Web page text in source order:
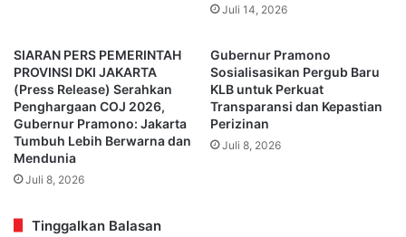
Juli 14, 2026
SIARAN PERS PEMERINTAH
PROVINSI DKI JAKARTA
(Press Release) Serahkan
Penghargaan COJ 2026,
Gubernur Pramono: Jakarta
Tumbuh Lebih Berwarna dan
Mendunia
Juli 8, 2026
Gubernur Pramono
Sosialisasikan Pergub Baru
KLB untuk Perkuat
Transparansi dan Kepastian
Perizinan
Juli 8, 2026
Tinggalkan Balasan